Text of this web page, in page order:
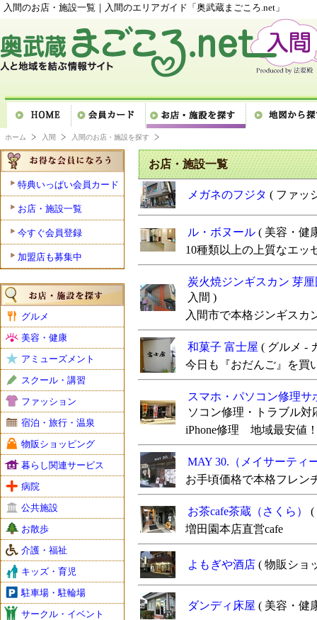
入間のお店・施設一覧｜入間のエリアガイド「奥武蔵まごころ.net」
ホーム 入間 入間のお店・施設を探す
特典いっぱい会員カード
お店・施設一覧
今すぐ会員登録
加盟店も募集中
グルメ
美容・健康
アミューズメント
スクール・講習
ファッション
宿泊・旅行・温泉
物販ショッピング
暮らし関連サービス
病院
公共施設
お散歩
介護・福祉
キッズ・育児
駐車場・駐輪場
サークル・イベント
お店・施設一覧
メガネのフジタ ( ファッ
ル・ボヌール ( 美容・健
10種類以上の上質なエッ
炭火焼ジンギスカン 芽
入間 )
入間市で本格ジンギスカ
和菓子 富士屋 ( グルメ -
今日も『おだんご』を買
スマホ・パソコン修理
ソコン修理・トラブル対
iPhone修理 地域最安値
MAY 30.（メイサーティ
お手頃価格で本格フレン
お茶cafe茶蔵（さくら） (
増田園本店直営cafe
よもぎや酒店 ( 物販ショ
ダンディ床屋 ( 美容・健